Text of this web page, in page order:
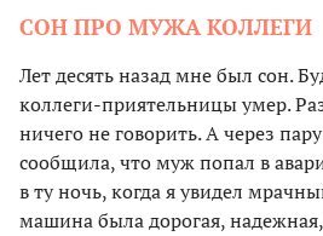
СОН ПРО МУЖА КОЛЛЕГИ
Лет десять назад мне был сон.
коллеги-приятельницы умер.
ничего не говорить. А через
сообщила, что муж попал в
в ту ночь, когда я увидел
машина была дорогая,